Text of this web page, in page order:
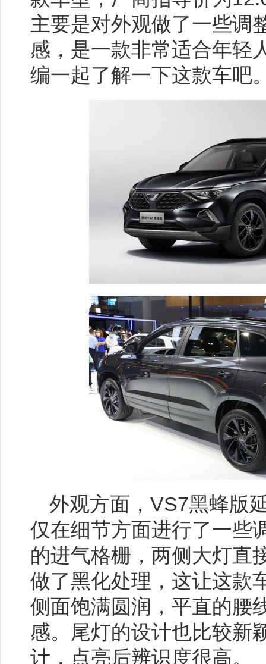
主要是对外观做了一些调
感，是一款非常适合年轻
编一起了解一下这款车吧
外观方面，VS7黑蜂版
仅在细节方面进行了一些
的进气格栅，两侧大灯直
做了黑化处理，这让这款
侧面饱满圆润，平直的腰
感。尾灯的设计也比较新
计，点亮后辨识度很高。